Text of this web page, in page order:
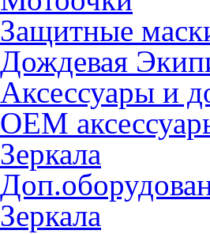
Защитные
Дождевая
Аксессуары и
OEM
Зеркала
Зеркала